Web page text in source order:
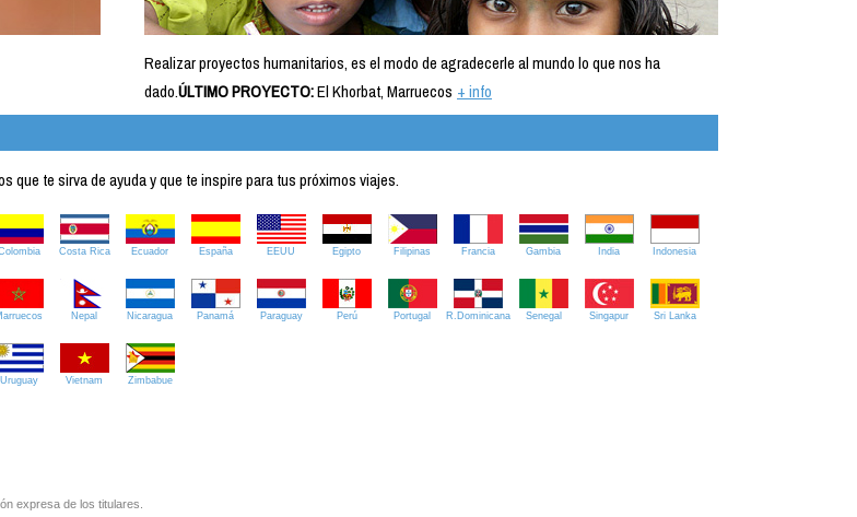
Realizar proyectos humanitarios, es el modo de agradecerle al mundo lo que nos ha
dado.ÚLTIMO PROYECTO:El Khorbat, Marruecos + info
que te sirva de ayuda y que te inspire para tus próximos viajes.
Costa Rica Ecuador España EEUU Egipto Filipinas Francia Gambia India Indonesia
Nepal Nicaragua Panamá Paraguay Perú Portugal R.Dominicana Senegal Singapur Sri Lanka
Uruguay Vietnam Zimbabue
expresa de los titulares.